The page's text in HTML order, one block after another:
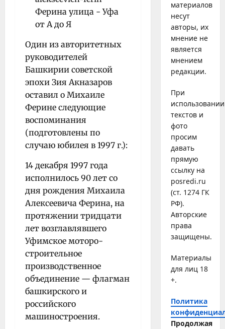
Один из авторитетных
руководителей
Башкирии советской
эпохи Зия Акназаров
оставил о Михаиле
Ферине следующие
воспоминания
(подготовлены по
случаю юбилея в 1997 г.):
14 декабря 1997 года
исполнилось 90 лет со
дня рождения Михаила
Алексеевича Ферина, на
протяже­нии тридцати
лет возглавлявшего
Уфимское моторо­
строительное
производственное
объединение — флаг­ман
башкирского и
российского
машиностроения.
материалов
несут
авторы, их
мнение не
является
мнением
редакции.
При
использовании
текстов и
фото
просим
давать
прямую
ссылку на
posredi.ru
(ст. 1274 ГК
РФ).
Авторские
права
защищены.
Материалы
для лиц 18
+.
Политика
Продолжая